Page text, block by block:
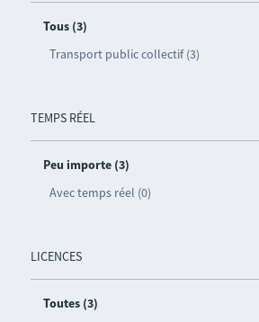
Tous (3)
Transport public collectif (3)
TEMPS RÉEL
Peu importe (3)
Avec temps réel (0)
LICENCES
Toutes (3)